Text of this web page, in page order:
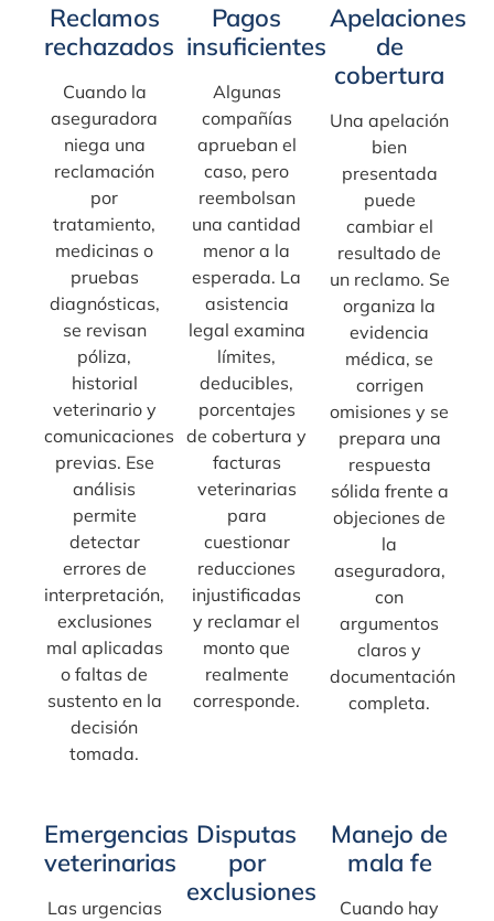
Reclamos
rechazados
Cuando la
aseguradora
niega una
reclamación
por
tratamiento,
medicinas o
pruebas
diagnósticas,
se revisan
póliza,
historial
veterinario y
comunicaciones
previas. Ese
análisis
permite
detectar
errores de
interpretación,
exclusiones
mal aplicadas
o faltas de
sustento en la
decisión
tomada.
Pagos
insuficientes
Algunas
compañías
aprueban el
caso, pero
reembolsan
una cantidad
menor a la
esperada. La
asistencia
legal examina
límites,
deducibles,
porcentajes
de cobertura y
facturas
veterinarias
para
cuestionar
reducciones
injustificadas
y reclamar el
monto que
realmente
corresponde.
Apelaciones
de
cobertura
Una apelación
bien
presentada
puede
cambiar el
resultado de
un reclamo. Se
organiza la
evidencia
médica, se
corrigen
omisiones y se
prepara una
respuesta
sólida frente a
objeciones de
la
aseguradora,
con
argumentos
claros y
documentación
completa.
Emergencias
veterinarias
Las urgencias
Disputas
por
exclusiones
Manejo de
mala fe
Cuando hay